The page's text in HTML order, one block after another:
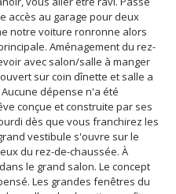
accès au garage pour deux
notre voiture ronronne alors
Aménagement du rez-
avec salon/salle à manger
sur coin dînette et salle a
dépense n'a été
vous franchirez les
sur le
salon. Le concept
fenêtres du